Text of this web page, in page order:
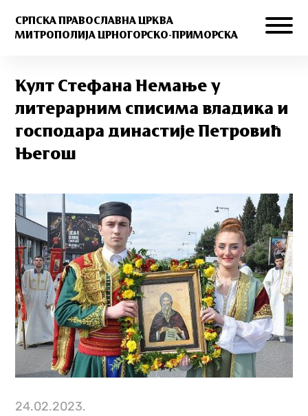
СРПСКА ПРАВОСЛАВНА ЦРКВА
МИТРОПОЛИЈА ЦРНОГОРСКО-ПРИМОРСКА
Култ Стефана Немање у
литерарним списима владика и
господара династије Петровић
Његош
24.02.2023.